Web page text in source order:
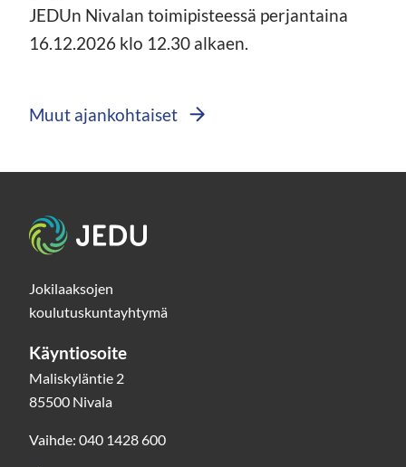
JEDUn Nivalan toimipisteessä perjantaina
16.12.2026 klo 12.30 alkaen.
Muut ajankohtaiset
Etusivu
Jokilaaksojen
koulutuskuntayhtymä
Käyntiosoite
Maliskyläntie 2
85500 Nivala
Vaihde: 040 1428 600